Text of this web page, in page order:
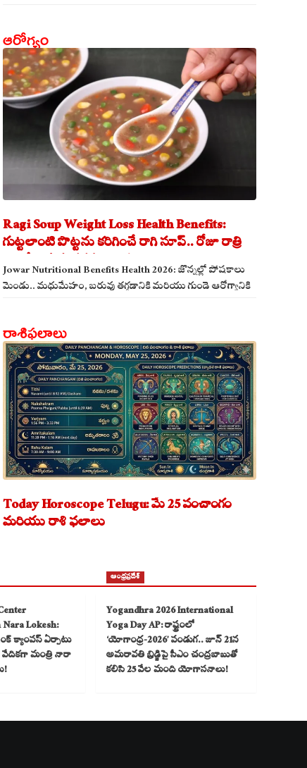
ఆరోగ్యం
Ragi Soup Weight Loss Health Benefits:
గుట్టలాంటి పొట్టను కరిగించే రాగి సూప్.. రోజూ రాత్రి
తాగితే బరువు తగ్గడం ఖాయం!
Jowar Nutritional Benefits Health 2026: జొన్నల్లో పోషకాలు
మెండు.. మధుమేహం, బరువు తగ్గడానికి మరియు గుండె ఆరోగ్యానికి
రాశిఫలాలు
Today Horoscope Telugu: మే 25 పంచాంగం
మరియు రాశి ఫలాలు
Lokesh:
క్యాంపస్ ఏర్పాటు
మంత్రి నారా
ఆంధ్రప్రదేశ్
Yogandhra 2026 International
Yoga Day AP: రాష్ట్రంలో
‘యోగాంధ్ర-2026’ పండుగ.. జూన్ 21న
అమరావతి బ్రిడ్జిపై సీఎం చంద్రబాబుతో
కలిసి 25 వేల మంది యోగాసనాలు!